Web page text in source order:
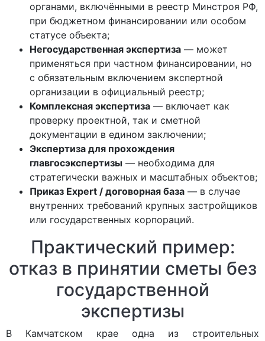
органами, включёнными в реестр Минстроя РФ,
при бюджетном финансировании или особом
статусе объекта;
Негосударственная экспертиза — может
применяться при частном финансировании, но
с обязательным включением экспертной
организации в официальный реестр;
Комплексная экспертиза — включает как
проверку проектной, так и сметной
документации в едином заключении;
Экспертиза для прохождения
главгосэкспертизы — необходима для
стратегически важных и масштабных объектов;
Приказ Expert / договорная база — в случае
внутренних требований крупных застройщиков
или государственных корпораций.
Практический пример:
отказ в принятии сметы без
государственной
экспертизы
В Камчатском крае одна из строительных